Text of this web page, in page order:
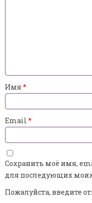
Имя *
Email *
Сохранить моё имя,
для последующих
Пожалуйста, введите